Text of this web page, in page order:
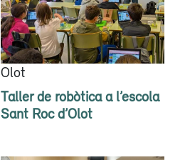
Olot
Taller de robòtica a l’escola
Sant Roc d’Olot